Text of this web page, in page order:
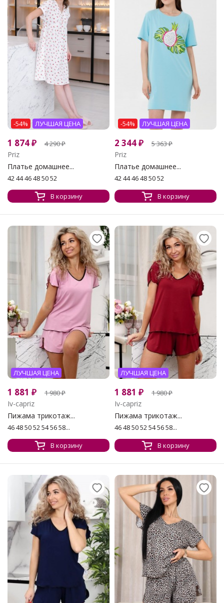
-54% ЛУЧШАЯ ЦЕНА
1 874₽ 4 290₽
Priz
Платье домашнее...
42 44 46 48 50 52
В корзину
-54% ЛУЧШАЯ ЦЕНА
2 344₽ 5 363₽
Priz
Платье домашнее...
42 44 46 48 50 52
В корзину
ЛУЧШАЯ ЦЕНА
1 881 ₽ 1 980₽
Iv-capriz
Пижама трикотаж...
46 48 50 52 54 56 58...
В корзину
ЛУЧШАЯ ЦЕНА
1 881 ₽ 1 980₽
Iv-capriz
Пижама трикотаж...
46 48 50 52 54 56 58...
В корзину